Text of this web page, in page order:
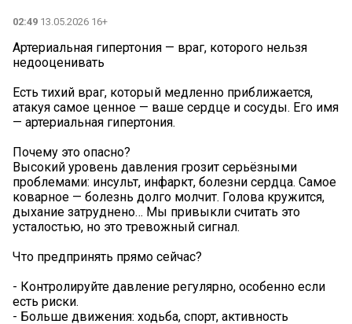
02:49 13.05.2026 16+
Артериальная гипертония — враг, которого нельзя
недооценивать
Есть тихий враг, который медленно приближается,
атакуя самое ценное — ваше сердце и сосуды. Его имя
— артериальная гипертония.
Почему это опасно?
Высокий уровень давления грозит серьёзными
проблемами: инсульт, инфаркт, болезни сердца. Самое
коварное — болезнь долго молчит. Голова кружится,
дыхание затруднено… Мы привыкли считать это
усталостью, но это тревожный сигнал.
Что предпринять прямо сейчас?
- Контролируйте давление регулярно, особенно если
есть риски.
- Больше движения: ходьба, спорт, активность